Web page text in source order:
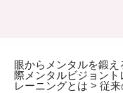
眼からメンタルを鍛
際メンタルビジョント
レーニングとは > 従